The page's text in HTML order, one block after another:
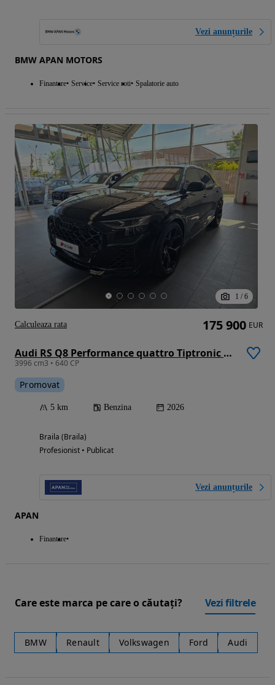
Vezi anunțurile
BMW APAN MOTORS
Finantare Service Service roti Spalatorie auto
1 / 6
Audi RS Q8 Performance quattro Tiptronic MHEV
3996 cm3 • 640 CP
Promovat
5 km Benzina 2026
Braila (Braila)
Profesionist • Publicat
Vezi anunțurile
APAN
Finantare
175 900 EUR
Calculeaza rata
Care este marca pe care o căutați? Vezi filtrele
BMW Renault Volkswagen Ford Audi